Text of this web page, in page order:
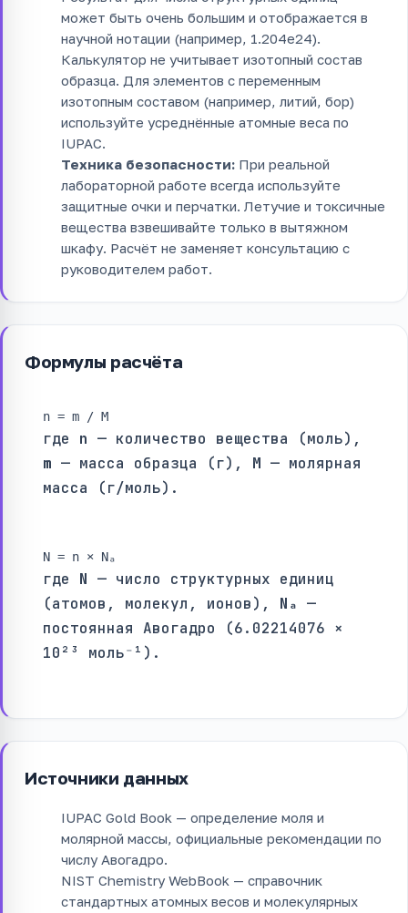
может быть очень большим и отображается в
научной нотации (например, 1.204e24).
Калькулятор не учитывает изотопный состав
образца. Для элементов с переменным
изотопным составом (например, литий, бор)
используйте усреднённые атомные веса по
IUPAC.
Техника безопасности: При реальной
лабораторной работе всегда используйте
защитные очки и перчатки. Летучие и токсичные
вещества взвешивайте только в вытяжном
шкафу. Расчёт не заменяет консультацию с
руководителем работ.
Формулы расчёта
n = m / M
где n — количество вещества (моль),
m — масса образца (г), M — молярная
масса (г/моль).
N = n × Nₐ
где N — число структурных единиц
(атомов, молекул, ионов), Nₐ —
постоянная Авогадро (6.02214076 ×
10²³ моль⁻¹).
Источники данных
IUPAC Gold Book — определение моля и
молярной массы, официальные рекомендации по
числу Авогадро.
NIST Chemistry WebBook — справочник
стандартных атомных весов и молекулярных